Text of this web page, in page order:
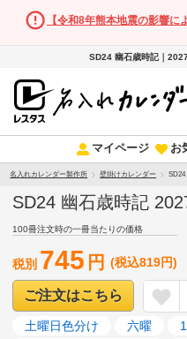
【令和8年熊本地震の影響に
SD24 幽石歳時記｜
マイページ お
名入れカレンダー製作所 壁掛けカレンダー
SD24 幽石歳時記
100冊注文時の一冊当たりの価格
税別 745 円 (税込819円)
ご注文はこちら
土曜日色分け 六曜